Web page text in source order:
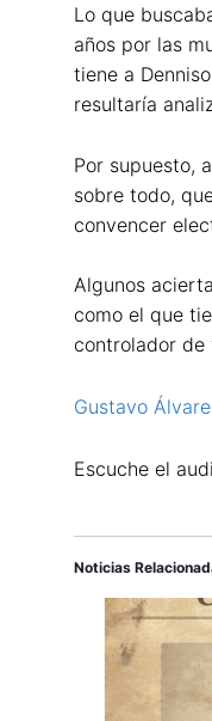
Lo que
años por las
tiene a
resultaría
Por supuesto,
sobre todo,
convencer
Algunos
como el que
controlador de
Gustavo
Escuche el
Noticias